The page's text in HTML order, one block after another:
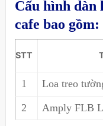
Cấu hình dàn
cafe bao gồm:
STT
1 Loa treo
2 Amply FLB